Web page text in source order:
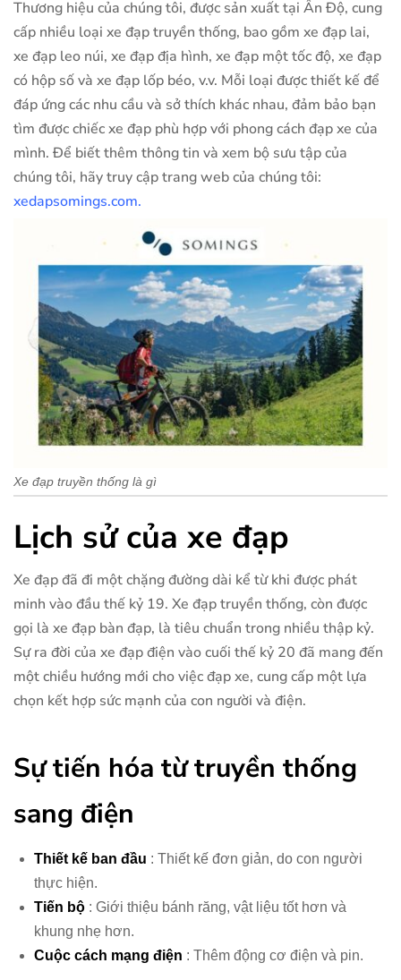
Thương hiệu của chúng tôi, được sản xuất tại Ấn Độ, cung
cấp nhiều loại xe đạp truyền thống, bao gồm xe đạp lai,
xe đạp leo núi, xe đạp địa hình, xe đạp một tốc độ, xe đạp
có hộp số và xe đạp lốp béo, v.v. Mỗi loại được thiết kế để
đáp ứng các nhu cầu và sở thích khác nhau, đảm bảo bạn
tìm được chiếc xe đạp phù hợp với phong cách đạp xe của
mình. Để biết thêm thông tin và xem bộ sưu tập của
chúng tôi, hãy truy cập trang web của chúng tôi:
xedapsomings.com.
Xe đạp truyền thống là gì
Lịch sử của xe đạp
Xe đạp đã đi một chặng đường dài kể từ khi được phát
minh vào đầu thế kỷ 19. Xe đạp truyền thống, còn được
gọi là xe đạp bàn đạp, là tiêu chuẩn trong nhiều thập kỷ.
Sự ra đời của xe đạp điện vào cuối thế kỷ 20 đã mang đến
một chiều hướng mới cho việc đạp xe, cung cấp một lựa
chọn kết hợp sức mạnh của con người và điện.
Sự tiến hóa từ truyền thống
sang điện
Thiết kế ban đầu : Thiết kế đơn giản, do con người
thực hiện.
Tiến bộ: Giới thiệu bánh răng, vật liệu tốt hơn và
khung nhẹ hơn.
Cuộc cách mạng điện : Thêm động cơ điện và pin.